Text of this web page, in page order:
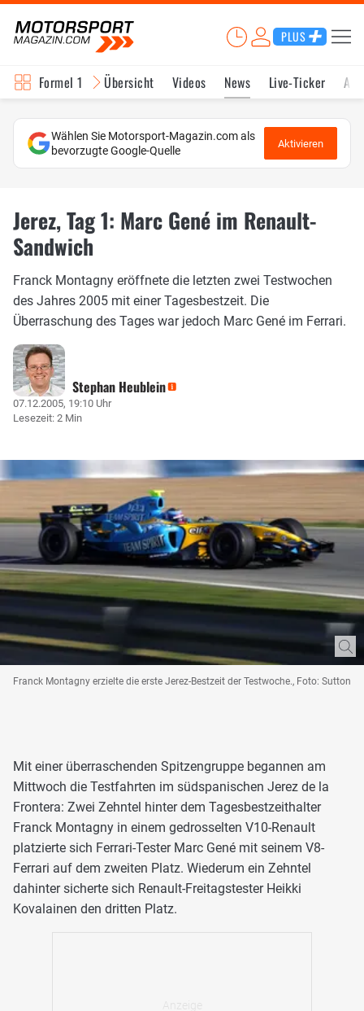
PLUS
Formel 1 Übersicht Videos News Live-Ticker
Wählen Sie Motorsport-Magazin.com als
bevorzugte Google-Quelle
Aktivieren
Jerez, Tag 1: Marc Gené im Renault-
Sandwich
Franck Montagny eröffnete die letzten zwei Testwochen
des Jahres 2005 mit einer Tagesbestzeit. Die
Überraschung des Tages war jedoch Marc Gené im Ferrari.
Stephan Heublein
07.12.2005, 19:10 Uhr
Lesezeit: 2 Min
Franck Montagny erzielte die erste Jerez-Bestzeit der Testwoche., Foto: Sutton
Mit einer überraschenden Spitzengruppe begannen am
Mittwoch die Testfahrten im südspanischen Jerez de la
Frontera: Zwei Zehntel hinter dem Tagesbestzeithalter
Franck Montagny in einem gedrosselten V10-Renault
platzierte sich Ferrari-Tester Marc Gené mit seinem V8-
Ferrari auf dem zweiten Platz. Wiederum ein Zehntel
dahinter sicherte sich Renault-Freitagstester Heikki
Kovalainen den dritten Platz.